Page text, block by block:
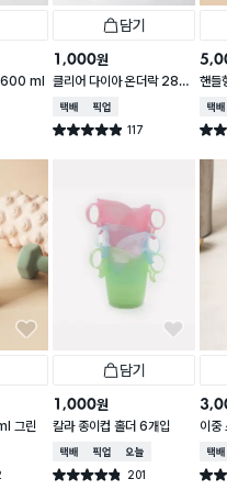
600 ml
담기
1,000원
클리어 다이아 온더락 280
ml
택배배송매장픽업
별점 4.9점 117
건 작성
핸들
0
택배
별점
그린
담기
1,000원
칼라 종이컵 홀더 6개입
택배배송매장픽업오늘배송
별점 4.8점 201
건 작성
이
택배
별점